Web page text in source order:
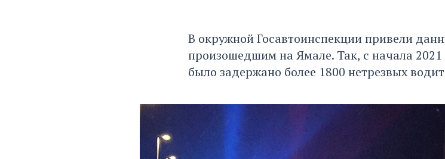
В окружной Госавтоинспекции привели
произошедшим на Ямале. Так, с начала 2021
было задержано более 1800 нетрезвых